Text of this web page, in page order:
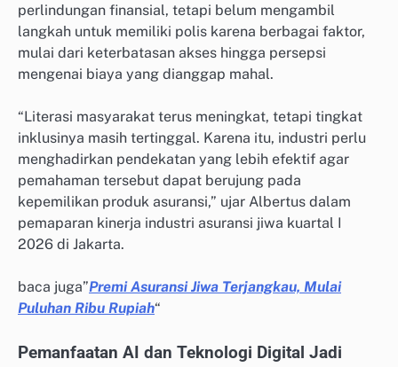
perlindungan finansial, tetapi belum mengambil
langkah untuk memiliki polis karena berbagai faktor,
mulai dari keterbatasan akses hingga persepsi
mengenai biaya yang dianggap mahal.
“Literasi masyarakat terus meningkat, tetapi tingkat
inklusinya masih tertinggal. Karena itu, industri perlu
menghadirkan pendekatan yang lebih efektif agar
pemahaman tersebut dapat berujung pada
kepemilikan produk asuransi,” ujar Albertus dalam
pemaparan kinerja industri asuransi jiwa kuartal I
2026 di Jakarta.
baca juga”Premi Asuransi Jiwa Terjangkau, Mulai
Puluhan Ribu Rupiah“
Pemanfaatan AI dan Teknologi Digital Jadi